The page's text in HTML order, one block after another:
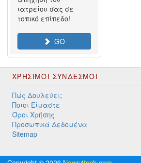
ιατρείου σας σε
τοπικό επίπεδο!
GO
ΧΡΉΣΙΜΟΙ ΣΎΝΔΕΣΜΟΙ
Πώς Δουλεύει;
Ποιοι Είμαστε
Όροι Χρήσης
Προσωπικά Δεδομένα
Sitemap